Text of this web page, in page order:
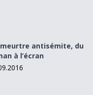
l’écran
meurtre antisémite, du
à l’écran